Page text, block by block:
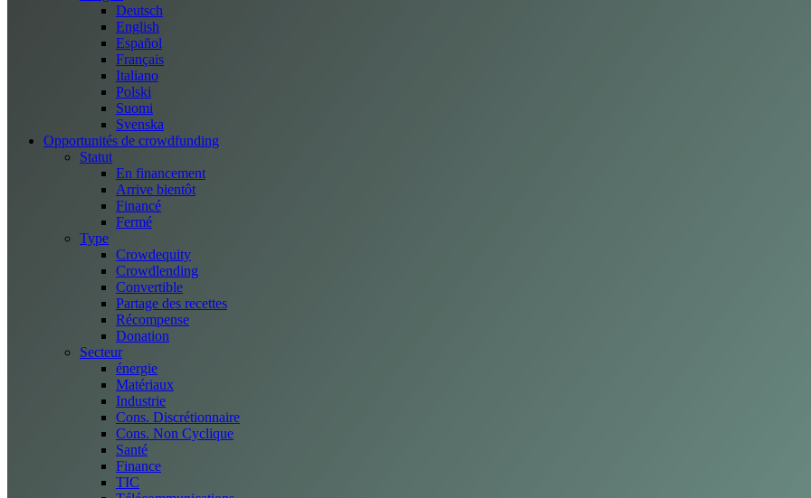
Deutsch
English
Español
Français
Italiano
Polski
Suomi
Svenska
Opportunités de crowdfunding
Statut
En financement
Arrive bientôt
Financé
Fermé
Type
Crowdequity
Crowdlending
Convertible
Partage des recettes
Récompense
Donation
Secteur
énergie
Matériaux
Industrie
Cons. Discrétionnaire
Cons. Non Cyclique
Santé
Finance
TIC